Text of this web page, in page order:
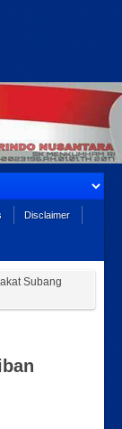
Disclaimer
Subang